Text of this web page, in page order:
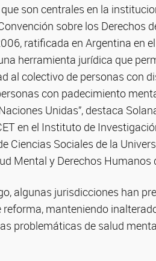
son centrales en la
sobre los Derechos
ratificada en Argentina en
herramienta jurídica que
al colectivo de personas con
con padecimiento
Unidas”, destaca
en el Instituto de
Ciencias Sociales de la
Mental y Derechos Humanos
algunas jurisdicciones han
reforma, manteniendo
problemáticas de salud